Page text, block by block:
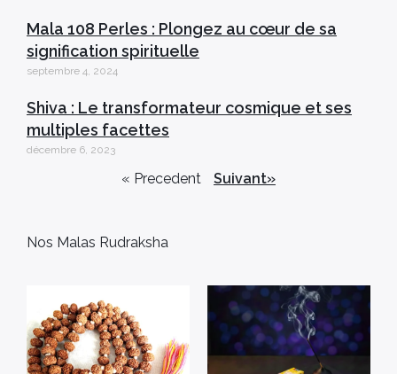
Mala 108 Perles : Plongez au cœur de sa
signification spirituelle
septembre 4, 2024
Shiva : Le transformateur cosmique et ses
multiples facettes
décembre 6, 2023
« Precedent Suivant»
Nos Malas Rudraksha